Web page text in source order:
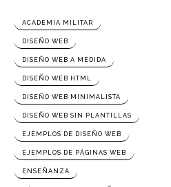
ACADEMIA MILITAR
DISEÑO WEB
DISEÑO WEB A MEDIDA
DISEÑO WEB HTML
DISEÑO WEB MINIMALISTA
DISEÑO WEB SIN PLANTILLAS
EJEMPLOS DE DISEÑO WEB
EJEMPLOS DE PÁGINAS WEB
ENSEÑANZA